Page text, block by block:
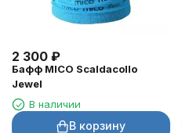
2 300 ₽
Бафф MICO Scaldacollo
Jewel
В наличии
В корзину